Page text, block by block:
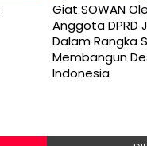
Giat SOWAN
Anggota DPRD
Dalam Rangka
Membangun
Indonesia